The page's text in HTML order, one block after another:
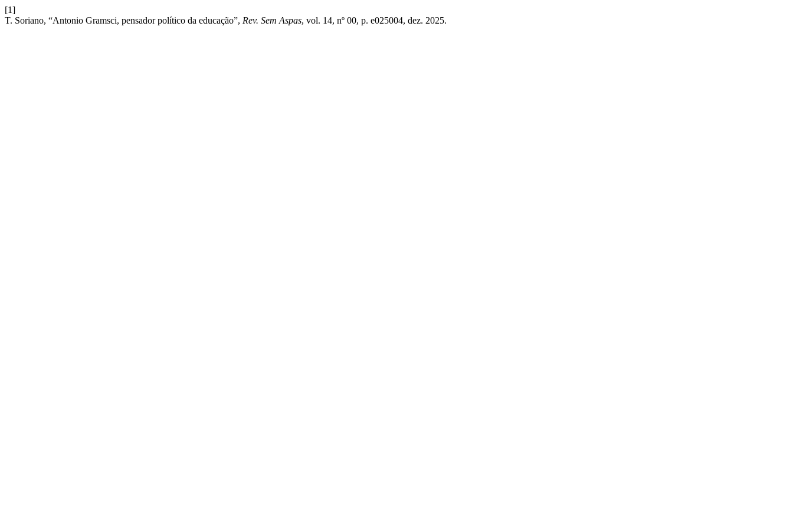
[1]
T. Soriano, “Antonio Gramsci, pensador político da educação”, Rev. Sem Aspas, vol. 14, nº 00, p. e025004, dez. 2025.